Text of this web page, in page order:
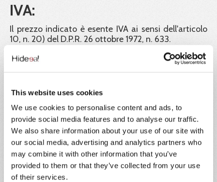
This website uses cookies
We use cookies to personalise content and ads, to
provide social media features and to analyse our traffic.
We also share information about your use of our site with
our social media, advertising and analytics partners who
may combine it with other information that you’ve
provided to them or that they’ve collected from your use
of their services.
IVA:
Il prezzo indicato è esente IVA ai sensi dell'articolo
10, n. 20) del D.P.R. 26 ottobre 1972, n. 633.
Ente formatore:
certificato ISO 9001.
Garanzia dei certificati:
Hideea Srl garantisce la validità legale dei corsi
pubblicati sul portale Impresa8108 e a tutela dei
corsisti rende liberamente consultabili e scaricabili
dal portale tutti i documenti e gli atti richiesti dalla
normativa vigente a convalida dei percorsi didattici